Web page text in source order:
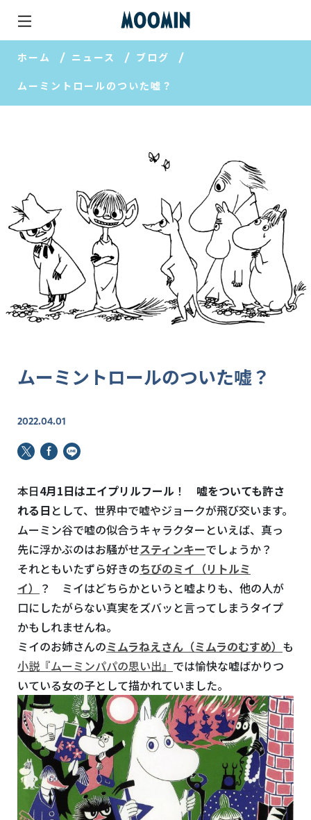
ホーム ニュース ブログ
ムーミントロールのついた嘘？
ムーミントロールのついた嘘？
2022.04.01
本日4月1日はエイプリルフール ！ 嘘をついても許さ
れる日 として、世界中で嘘やジョークが飛び交います。
ムーミン谷で嘘の似合うキャラクターといえば、真っ
先に浮かぶのはお騒がせスティンキーでしょうか？
それともいたずら好きのちびのミイ（リトルミ
イ）
？ ミイはどちらかというと嘘よりも、他の人が
口にしたがらない真実をズバッと言ってしまうタイプ
かもしれませんね。
ミイのお姉さんのミムラねえさん（ミムラのむすめ） も
小説『ムーミンパパの思い出』 では愉快な嘘ばかりつ
いている女の子として描かれていました。